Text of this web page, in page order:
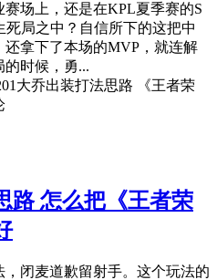
场上，还是在KPL夏季赛的S
局之中？自信所下的这把中
拿下了本场的MVP，就连解
时候，勇...
大乔出装打法思路 《王者荣
路 怎么把《王者荣
闭麦道歉留射手。这个玩法的